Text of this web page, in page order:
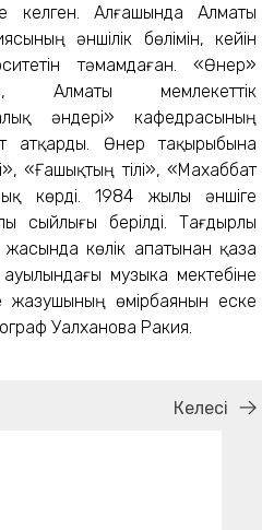
келген. Алғашында Алматы
әншілік бөлімін, кейін
тәмамдаған. «Өнер»
Алматы мемлекеттік
әндері» кафедрасының
атқарды. Өнер тақырыбына
«Ғашықтың тілі», «Махаббат
көрді. 1984 жылы әншіге
сыйлығы берілді. Тағдырлы
көлік апатынан қаза
музыка мектебіне
жазушының өмірбаянын еске
Уалханова Ракия.
Келесі